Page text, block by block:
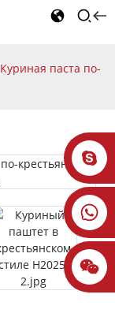
Куриная паста по-